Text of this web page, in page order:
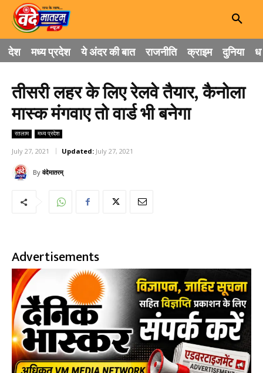
देश मध्य प्रदेश ये अंदर की बात राजनीति क्राइम दुनिया
तीसरी लहर के लिए रेलवे तैयार, कैनोला
मास्क मंगवाए तो वार्ड भी बनेगा
रतलाम मध्य प्रदेश
July 27, 2021 Updated: July 27, 2021
By वंदेमातरम्
Advertisements